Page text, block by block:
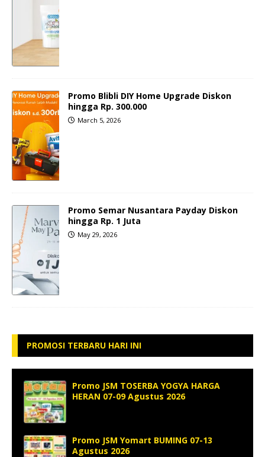
Promo Blibli DIY Home Upgrade Diskon
hingga Rp. 300.000
March 5, 2026
Promo Semar Nusantara Payday Diskon
hingga Rp. 1 Juta
May 29, 2026
PROMOSI TERBARU HARI INI
Promo JSM TOSERBA YOGYA HARGA
HERAN 07-09 Agustus 2026
Promo JSM Yomart BUMING 07-13
Agustus 2026